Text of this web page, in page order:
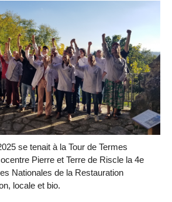
se tenait à la Tour de Termes
Pierre et Terre de Riscle la 4e
Nationales de la Restauration
locale et bio.